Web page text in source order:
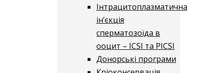
Інтрацитоплазматична
ін’єкція
сперматозоїда в
ооцит – ICSI та PICSI
Донорські програми